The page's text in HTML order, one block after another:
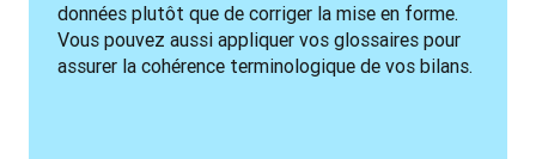
données plutôt que de corriger la mise en forme.
Vous pouvez aussi appliquer vos glossaires pour
assurer la cohérence terminologique de vos bilans.